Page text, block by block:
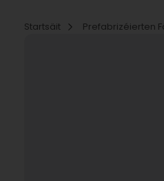
Startsäit
Prefabrizéierten